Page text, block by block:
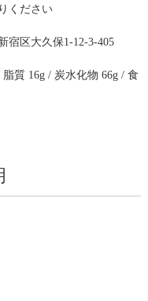
ください
区大久保1‐12‐3‐405
質 16g / 炭水化物 66g / 食